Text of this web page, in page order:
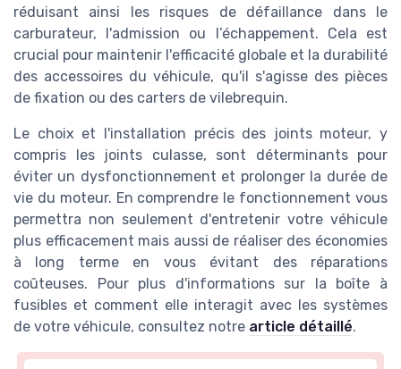
réduisant ainsi les risques de défaillance dans le
carburateur, l'admission ou l’échappement. Cela est
crucial pour maintenir l'efficacité globale et la durabilité
des accessoires du véhicule, qu'il s'agisse des pièces
de fixation ou des carters de vilebrequin.
Le choix et l'installation précis des joints moteur, y
compris les joints culasse, sont déterminants pour
éviter un dysfonctionnement et prolonger la durée de
vie du moteur. En comprendre le fonctionnement vous
permettra non seulement d'entretenir votre véhicule
plus efficacement mais aussi de réaliser des économies
à long terme en vous évitant des réparations
coûteuses. Pour plus d'informations sur la boîte à
fusibles et comment elle interagit avec les systèmes
de votre véhicule, consultez notre article détaillé.